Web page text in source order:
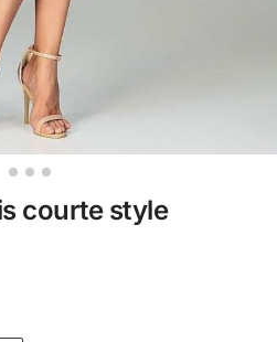
courte style